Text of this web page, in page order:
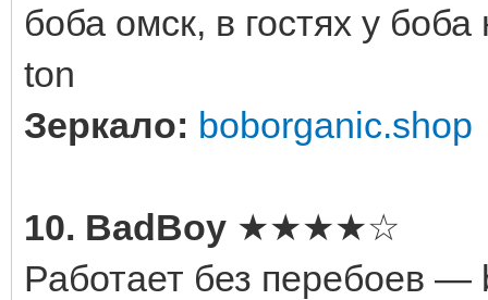
боба омск, в гостях у
ton
Зеркало: boborganic.shop
10. BadBoy ★★★★☆
Работает без перебоев